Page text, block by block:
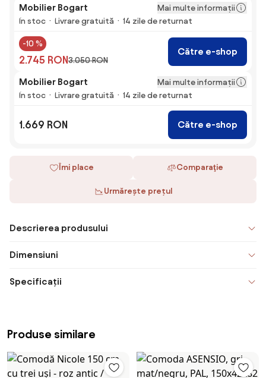
Mobilier Bogart
Mai multe informații
În stoc
Livrare gratuită 14 zile de returnat
-10 %
2.745 RON3.050 RON
Către e-shop
Mobilier Bogart
Mai multe informații
În stoc
Livrare gratuită 14 zile de returnat
1.669 RON Către e-shop
Îmi place Comparaţie
Urmărește prețul
Descrierea produsului
Dimensiuni
Specificații
Produse similare